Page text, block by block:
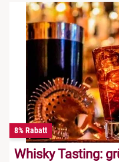
8% Rabatt
Whisky Tasting: